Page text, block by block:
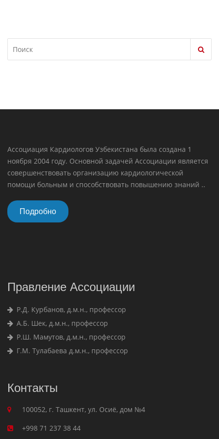
Ассоциация Кардиологов Узбекистана была создана 1
ноября 2004 году. Основной задачей Ассоциации является
совершенствовать организацию кардиологической
помощи больным и способствовать повышению знаний ..
Подробно
Правление Ассоциации
Р.Д. Курбанов, д.м.н., профессор
А.Б. Шек, д.м.н., профессор
Р.Ш. Мамутов, д.м.н., профессор
Г.М. Тулабаева д.м.н., профессор
Контакты
100052, г. Ташкент, ул. Осиё, дом №4
+998 71 237 38 44